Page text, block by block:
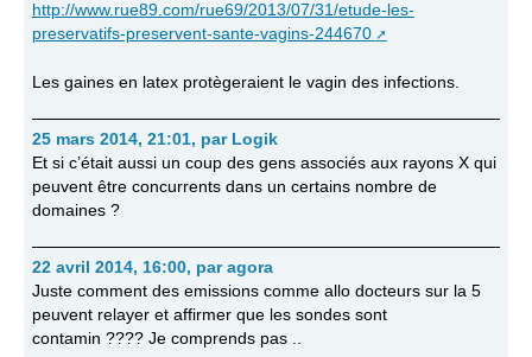
http://www.rue89.com/rue69/2013/07/31/etude-les-
preservatifs-preservent-sante-vagins-244670
Les gaines en latex protègeraient le vagin des infections.
25 mars 2014, 21:01, par Logik
Et si c’était aussi un coup des gens associés aux rayons X qui
peuvent être concurrents dans un certains nombre de
domaines ?
22 avril 2014, 16:00, par agora
Juste comment des emissions comme allo docteurs sur la 5
peuvent relayer et affirmer que les sondes sont
contamin ???? Je comprends pas ..